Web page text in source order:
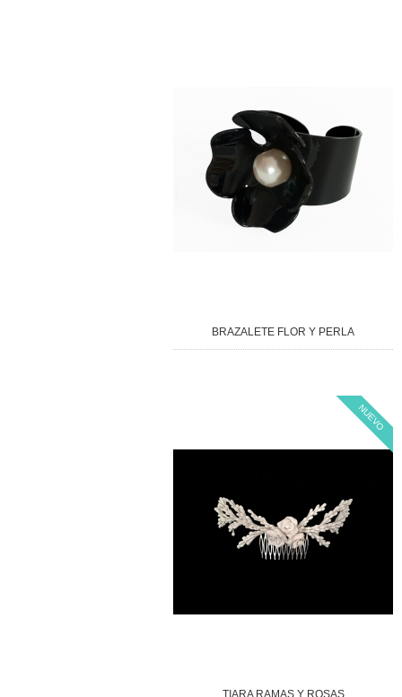
BRAZALETE FLOR Y PERLA
NUEVO
TIARA RAMAS Y ROSAS